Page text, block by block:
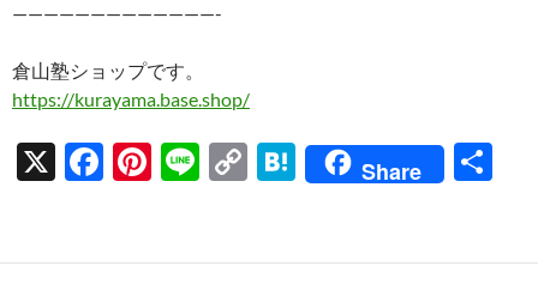
—————————————-
倉山塾ショップです。
https://kurayama.base.shop/
X
F
b
Pi
es
Li
C
y
H
n
Share